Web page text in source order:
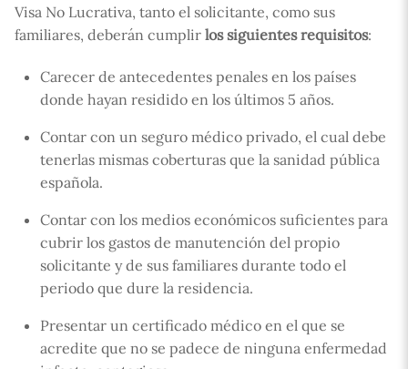
Visa No Lucrativa, tanto el solicitante, como sus
familiares, deberán cumplir los siguientes requisitos:
Carecer de antecedentes penales en los países
donde hayan residido en los últimos 5 años.
Contar con un seguro médico privado, el cual debe
tenerlas mismas coberturas que la sanidad pública
española.
Contar con los medios económicos suficientes para
cubrir los gastos de manutención del propio
solicitante y de sus familiares durante todo el
periodo que dure la residencia.
Presentar un certificado médico en el que se
acredite que no se padece de ninguna enfermedad